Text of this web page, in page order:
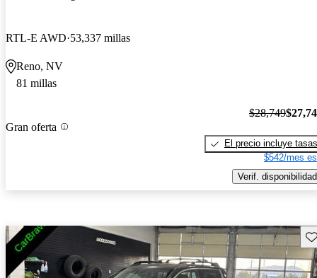
RTL-E AWD 53,337 millas
Reno, NV
81 millas
Gran oferta
$28,749
El precio incluye tasas
$542/mes
Verif. disponibilidad